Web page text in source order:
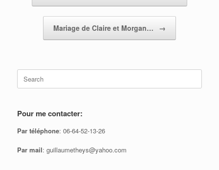
Mariage de Claire et Morgan… →
for:
Pour me contacter:
Par téléphone: 06-64-52-13-26
Par mail: guillaumetheys@yahoo.com